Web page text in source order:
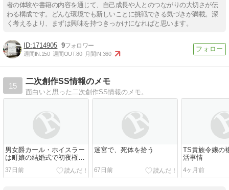
者の体験や書籍の内容を通じて、自己成長や人とのつながりの大切さが伝
わる構成です。どんな環境でも新しいことに挑戦できる気づきが満載。深
く考えるより、まずは興味を持つきっかけになればと思います。
1714905 9
週間IN:150 週間OUT:80 月間IN:360
15
二次創作SS情報のメモ
面白いと思った二次創作SS情報のメモ。
男女爵カール・ホイスラー
は町娘の結婚式で初夜権を
行使さる
37日前
迷宮で、死体を拾う
67日前
TS貴族令嬢の
活事情
4ヶ月前